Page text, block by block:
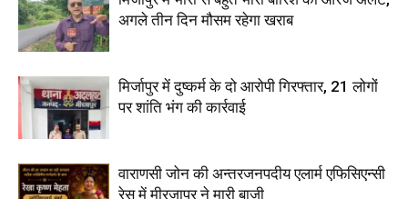
अगले तीन दिन मौसम रहेगा खराब
मिर्जापुर में दुष्कर्म के दो आरोपी गिरफ्तार, 21 लोगों
पर शांति भंग की कार्रवाई
वाराणसी जोन की अन्तरजनपदीय एलार्म एफिसिएन्सी
रेस में मीरजापुर ने मारी बाजी